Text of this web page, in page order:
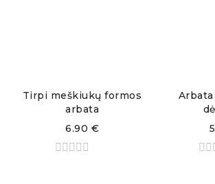
Tirpi meškiukų formos
arbata
6.90 €